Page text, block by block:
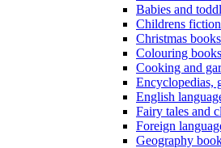
Babies and
Childrens
Christmas books
Colouring
Cooking and
Encyclopedias,
English
Fairy tales and
Foreign
Geography